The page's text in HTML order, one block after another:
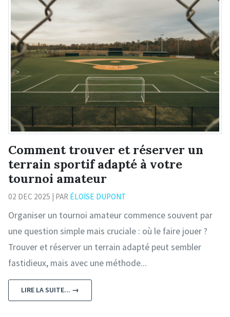
Comment trouver et réserver un
terrain sportif adapté à votre
tournoi amateur
02 DEC 2025 | PAR ÉLOÏSE DUPONT
Organiser un tournoi amateur commence souvent par
une question simple mais cruciale : où le faire jouer ?
Trouver et réserver un terrain adapté peut sembler
fastidieux, mais avec une méthode...
LIRE LA SUITE... →